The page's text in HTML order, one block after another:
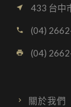
near_me 433 台中
call (04)
local_printshop (04)
關於我們